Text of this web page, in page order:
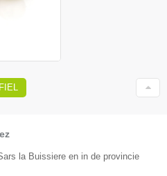
la Buissiere en in de provincie